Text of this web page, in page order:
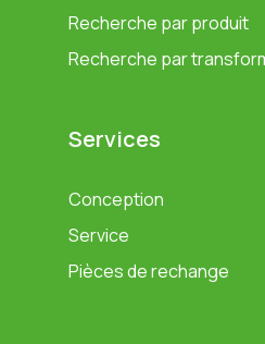
Recherche par produit
Recherche par
Services
Conception
Service
Pièces de rechange